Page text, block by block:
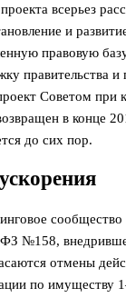
всерьез
и
правовую
правительства и
Советом при
в конце
до сих пор.
ФЗ №158,
отмены
по имуществу